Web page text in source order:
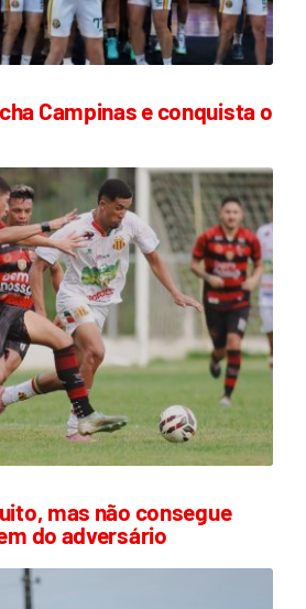
Campinas e conquista o
mas não consegue
do adversário